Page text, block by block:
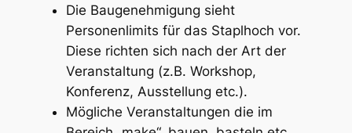
Die Baugenehmigung sieht
Personenlimits für das Staplhoch vor.
Diese richten sich nach der Art der
Veranstaltung (z.B. Workshop,
Konferenz, Ausstellung etc.).
Mögliche Veranstaltungen die im